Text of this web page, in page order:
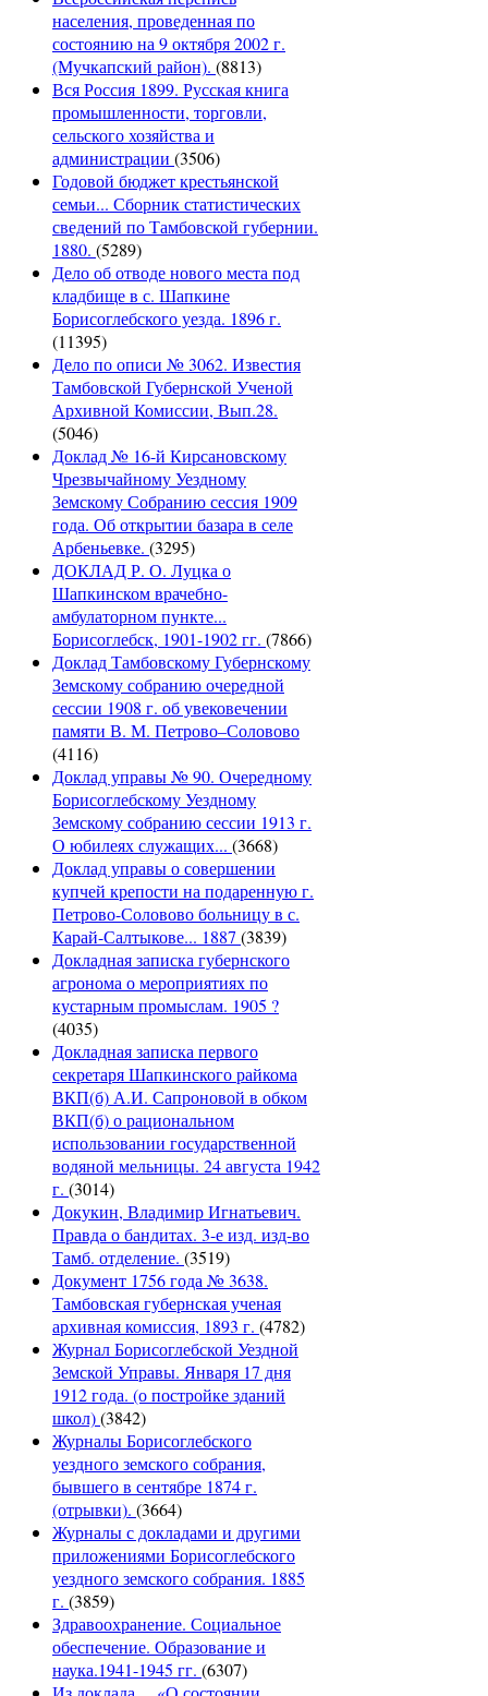
населения, проведенная по
состоянию на 9 октября 2002 г.
(Мучкапский район). (8813)
Вся Россия 1899. Русская книга
промышленности, торговли,
сельского хозяйства и
администрации (3506)
Годовой бюджет крестьянской
семьи... Сборник статистических
сведений по Тамбовской губернии.
1880. (5289)
Дело об отводе нового места под
кладбище в с. Шапкине
Борисоглебского уезда. 1896 г.
(11395)
Дело по описи № 3062. Известия
Тамбовской Губернской Ученой
Архивной Комиссии, Вып.28.
(5046)
Доклад № 16-й Кирсановскому
Чрезвычайному Уездному
Земскому Собранию сессия 1909
года. Об открытии базара в селе
Арбеньевке. (3295)
ДОКЛАД Р. О. Луцка о
Шапкинском врачебно-
амбулаторном пункте...
Борисоглебск, 1901-1902 гг. (7866)
Доклад Тамбовскому Губернскому
Земскому собранию очередной
сессии 1908 г. об увековечении
памяти В. М. Петрово–Соловово
(4116)
Доклад управы № 90. Очередному
Борисоглебскому Уездному
Земскому собранию сессии 1913 г.
О юбилеях служащих... (3668)
Доклад управы о совершении
купчей крепости на подаренную г.
Петрово-Соловово больницу в с.
Карай-Салтыкове... 1887 (3839)
Докладная записка губернского
агронома о мероприятиях по
кустарным промыслам. 1905 ?
(4035)
Докладная записка первого
секретаря Шапкинского райкома
ВКП(б) А.И. Сапроновой в обком
ВКП(б) о рациональном
использовании государственной
водяной мельницы. 24 августа 1942
г. (3014)
Докукин, Владимир Игнатьевич.
Правда о бандитах. 3-е изд. изд-во
Тамб. отделение. (3519)
Документ 1756 года № 3638.
Тамбовская губернская ученая
архивная комиссия, 1893 г. (4782)
Журнал Борисоглебской Уездной
Земской Управы. Января 17 дня
1912 года. (о постройке зданий
школ)(3842)
Журналы Борисоглебского
уездного земского собрания,
бывшего в сентябре 1874 г.
(отрывки). (3664)
Журналы с докладами и другими
приложениями Борисоглебского
уездного земского собрания. 1885
г. (3859)
Здравоохранение. Социальное
обеспечение. Образование и
наука.1941-1945 гг. (6307)